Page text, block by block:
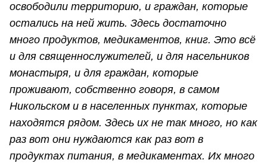
освободили территорию, и граждан, которые
остались на ней жить. Здесь достаточно
много продуктов, медикаментов, книг. Это всё
и для священнослужителей, и для насельников
монастыря, и для граждан, которые
проживают, собственно говоря, в самом
Никольском и в населенных пунктах, которые
находятся рядом. Здесь их не так много, но как
раз вот они нуждаются как раз вот в
продуктах питания, в медикаментах. Их много